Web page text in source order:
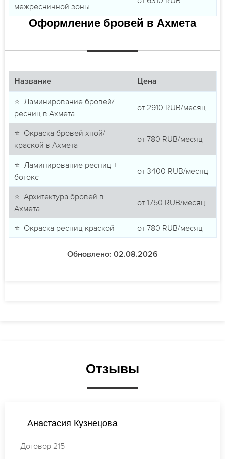
межресничной зоны
Оформление бровей в Ахмета
Название Цена
⭐ Ламинирование бровей/
ресниц в Ахмета
от 2910 RUB/месяц
⭐ Окраска бровей хной/
краской в Ахмета
от 780 RUB/месяц
⭐ Ламинирование ресниц +
ботокс
от 3400 RUB/месяц
⭐ Архитектура бровей в
Ахмета
от 1750 RUB/месяц
⭐ Окраска ресниц краской от 780 RUB/месяц
Обновлено: 02.08.2026
Отзывы